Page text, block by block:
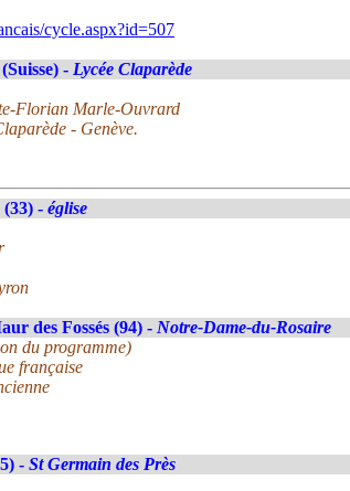
cycle.aspx?id=507
- Lycée Claparède
Florian Marle-Ouvrard
- Genève.
(33) - église
des Fossés (94) - Notre-Dame-du-Rosaire
du programme)
française
- St Germain des Près